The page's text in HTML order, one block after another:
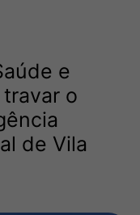
e
o
de Vila